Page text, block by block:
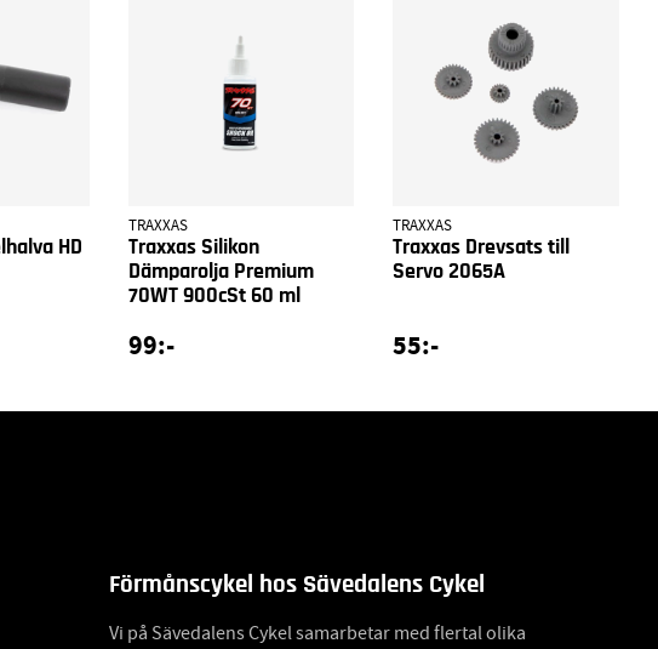
HD
TRAXXAS
Traxxas Silikon
Dämparolja Premium
70WT 900cSt 60 ml
99:-
TRAXXAS
Traxxas Drevsats till
Servo 2065A
55:-
Förmånscykel hos Sävedalens Cykel
Vi på Sävedalens Cykel samarbetar med flertal olika